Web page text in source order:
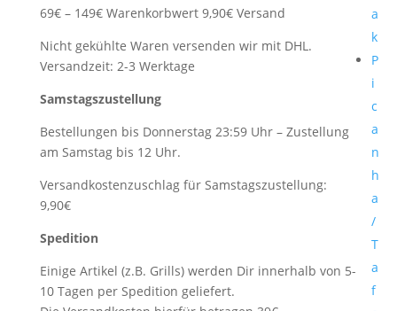
a
k
P
i
c
a
n
h
a
/
T
a
f
69€ – 149€ Warenkorbwert 9,90€ Versand
Nicht gekühlte Waren versenden wir mit DHL.
Versandzeit: 2-3 Werktage
Samstagszustellung
Bestellungen bis Donnerstag 23:59 Uhr – Zustellung
am Samstag bis 12 Uhr.
Versandkostenzuschlag für Samstagszustellung:
9,90€
Spedition
Einige Artikel (z.B. Grills) werden Dir innerhalb von 5-
10 Tagen per Spedition geliefert.